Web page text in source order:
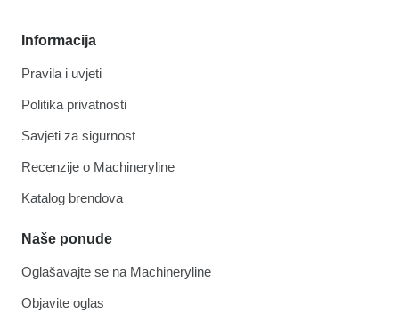
Informacija
Pravila i uvjeti
Politika privatnosti
Savjeti za sigurnost
Recenzije o Machineryline
Katalog brendova
Naše ponude
Oglašavajte se na Machineryline
Objavite oglas